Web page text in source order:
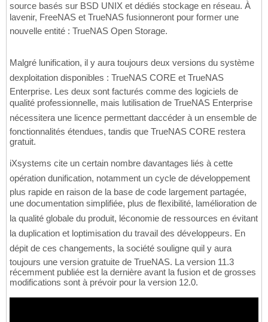
source basés sur BSD UNIX et dédiés stockage en réseau. À
lavenir, FreeNAS et TrueNAS fusionneront pour former une
nouvelle entité : TrueNAS Open Storage.
Malgré lunification, il y aura toujours deux versions du système
dexploitation disponibles : TrueNAS CORE et TrueNAS
Enterprise. Les deux sont facturés comme des logiciels de
qualité professionnelle, mais lutilisation de TrueNAS Enterprise
nécessitera une licence permettant daccéder à un ensemble de
fonctionnalités étendues, tandis que TrueNAS CORE restera
gratuit.
iXsystems cite un certain nombre davantages liés à cette
opération dunification, notamment un cycle de développement
plus rapide en raison de la base de code largement partagée,
une documentation simplifiée, plus de flexibilité, lamélioration de
la qualité globale du produit, léconomie de ressources en évitant
la duplication et loptimisation du travail des développeurs. En
dépit de ces changements, la société souligne quil y aura
toujours une version gratuite de TrueNAS. La version 11.3
récemment publiée est la dernière avant la fusion et de grosses
modifications sont à prévoir pour la version 12.0.